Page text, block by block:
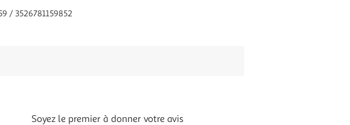
/ 3526781159852
Soyez le premier à donner votre avis